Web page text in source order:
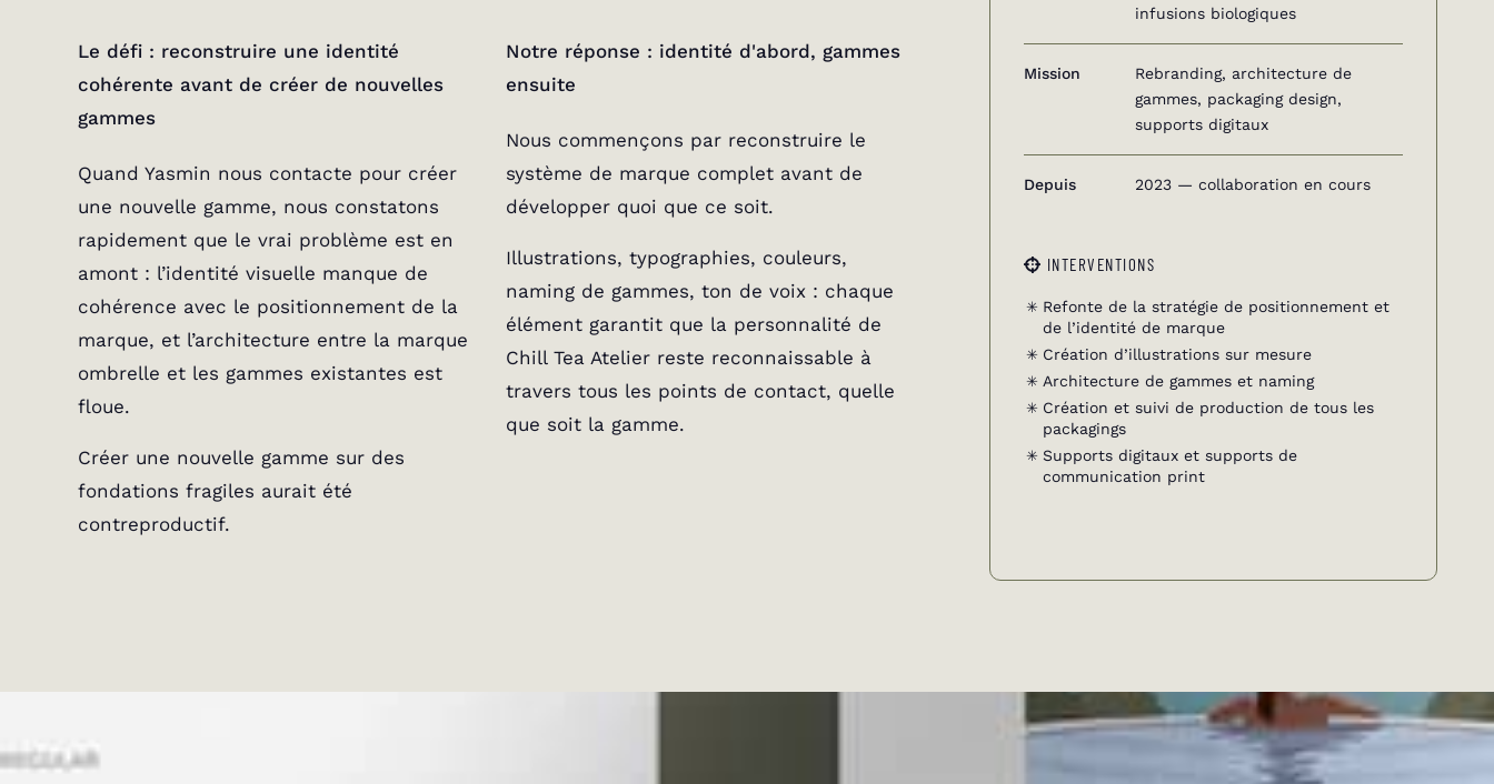
Le défi : reconstruire une identité
cohérente avant de créer de nouvelles
gammes
Quand Yasmin nous contacte pour créer
une nouvelle gamme, nous constatons
rapidement que le vrai problème est en
amont : l’identité visuelle manque de
cohérence avec le positionnement de la
marque, et l’architecture entre la marque
ombrelle et les gammes existantes est
floue.
Créer une nouvelle gamme sur des
fondations fragiles aurait été
contreproductif.
Notre réponse : identité d'abord, gammes
ensuite
Nous commençons par reconstruire le
système de marque complet avant de
développer quoi que ce soit.
Illustrations, typographies, couleurs,
naming de gammes, ton de voix : chaque
élément garantit que la personnalité de
Chill Tea Atelier reste reconnaissable à
travers tous les points de contact, quelle
que soit la gamme.
infusions biologiques
Mission
Rebranding, architecture de
gammes, packaging design,
supports digitaux
Depuis 2023 — collaboration en cours
INTERVENTIONS
Refonte de la stratégie de positionnement et
de l’identité de marque
Création d’illustrations sur mesure
Architecture de gammes et naming
Création et suivi de production de tous les
packagings
Supports digitaux et supports de
communication print